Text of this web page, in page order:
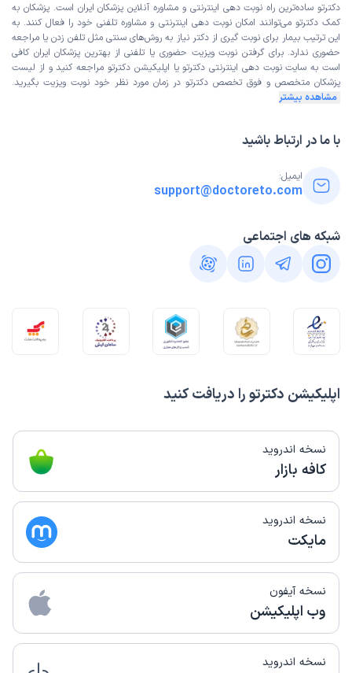
اپلیکیشن دکترتو را دریافت کنید
نسخه اندروید
کافه بازار
نسخه اندروید
مایکت
نسخه آیفون
وب اپلیکیشن
نسخه اندروید
دکترتو ساده‌ترین راه نوبت‌ دهی اینترنتی و مشاوره آنلاین پزشکان ایران است. پزشکان به
کمک دکترتو می‌توانند امکان نوبت دهی اینترنتی و مشاوره تلفنی خود را فعال کنند. به
این ترتیب بیمار برای نوبت گیری از دکتر نیاز به روش‌های سنتی مثل تلفن زدن یا مراجعه
حضوری ندارد. برای گرفتن نوبت ویزیت حضوری یا تلفنی از بهترین پزشکان ایران کافی
است به سایت نوبت دهی اینترنتی دکترتو یا اپلیکیشن دکترتو مراجعه کنید و از لیست
پزشکان متخصص و فوق تخصص دکترتو در زمان مورد نظر خود نوبت ویزیت بگیرید.
مشاهده بیشتر
با ما در ارتباط باشید
ایمیل:
support@doctoreto.com
شبکه های اجتماعی